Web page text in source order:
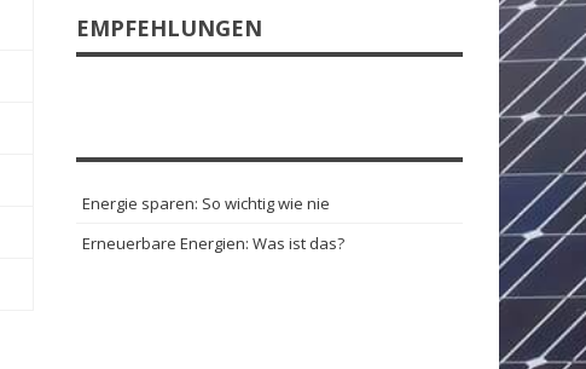
EMPFEHLUNGEN
Energie sparen: So wichtig wie nie
Erneuerbare Energien: Was ist das?